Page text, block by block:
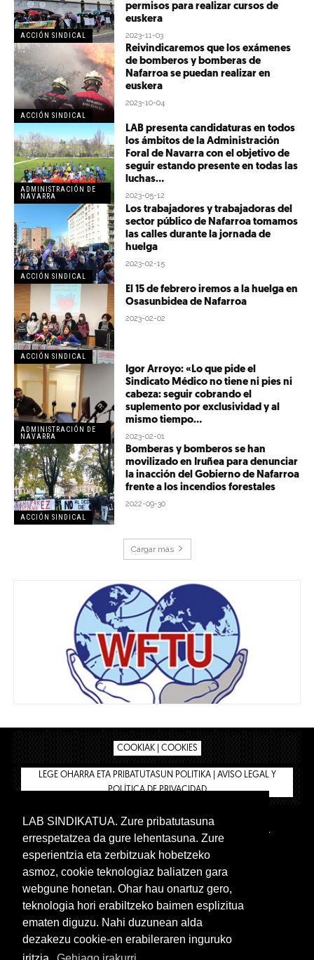
ACCIÓN SINDICAL
permisos para realizar cursos de
euskera
2023-11-03
ACCIÓN SINDICAL
Reivindicaremos que los exámenes
de bomberos y bomberas de
Nafarroa se puedan realizar en
euskera
2023-10-04
ADMINISTRACIÓN DE
NAVARRA
LAB presenta candidaturas en todos
los ámbitos de la Administración
Foral de Navarra con el objetivo de
seguir estando presente en todas las
luchas...
2023-05-12
ACCIÓN SINDICAL
Los trabajadores y trabajadoras del
sector público de Nafarroa tomamos
las calles durante la jornada de
huelga
2023-02-15
ACCIÓN SINDICAL
El 15 de febrero iremos a la huelga en
Osasunbidea de Nafarroa
2023-02-02
ADMINISTRACIÓN DE
NAVARRA
Igor Arroyo: «Lo que pide el
Sindicato Médico no tiene ni pies ni
cabeza: seguir cobrando el
suplemento por exclusividad y al
mismo tiempo...
2023-02-01
ACCIÓN SINDICAL
Bomberas y bomberos se han
movilizado en Iruñea para denunciar
la inacción del Gobierno de Nafarroa
frente a los incendios forestales
2022-09-30
Cargar más
COOKIAK | COOKIES
LEGE OHARRA ETA PRIBATUTASUN POLITIKA | AVISO LEGAL Y
POLÍTICA DE PRIVACIDAD
BIZILAN.EUS
TIENDA
INTRANET 🔑
Euskera Castellano
LAB SINDIKATUA. Zure pribatutasuna
errespetatzea da gure lehentasuna. Zure
esperientzia eta zerbitzuak hobetzeko
asmoz, cookie teknologiaz baliatzen gara
webgune honetan. Ohar hau onartuz gero,
teknologia hori erabiltzeko baimen esplizitua
ematen diguzu. Nahi duzunean alda
dezakezu cookie-en erabileraren inguruko